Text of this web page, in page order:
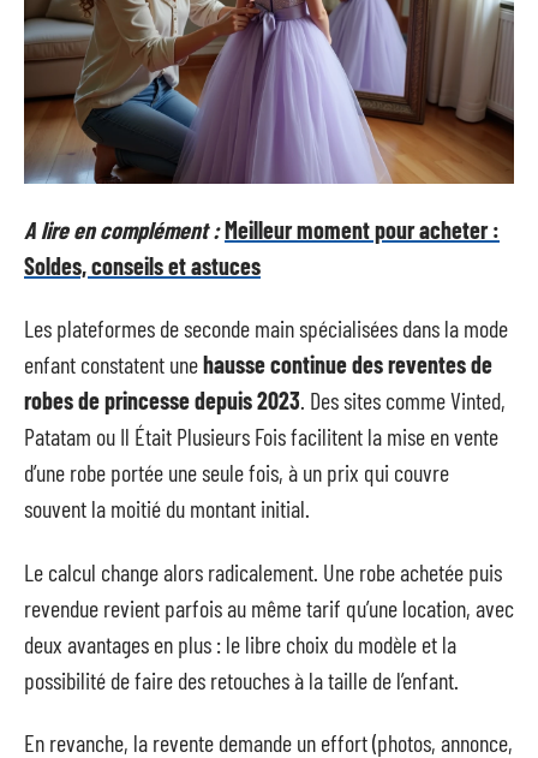
A lire en complément :Meilleur moment pour acheter :
Soldes, conseils et astuces
Les plateformes de seconde main spécialisées dans la mode
enfant constatent unehausse continue des reventes de
robes de princesse depuis 2023. Des sites comme Vinted,
Patatam ou Il Était Plusieurs Fois facilitent la mise en vente
d’une robe portée une seule fois, à un prix qui couvre
souvent la moitié du montant initial.
Le calcul change alors radicalement. Une robe achetée puis
revendue revient parfois au même tarif qu’une location, avec
deux avantages en plus : le libre choix du modèle et la
possibilité de faire des retouches à la taille de l’enfant.
En revanche, la revente demande un effort (photos, annonce,